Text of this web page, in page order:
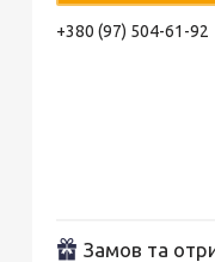
+380 (97) 504-61-92
Замов та